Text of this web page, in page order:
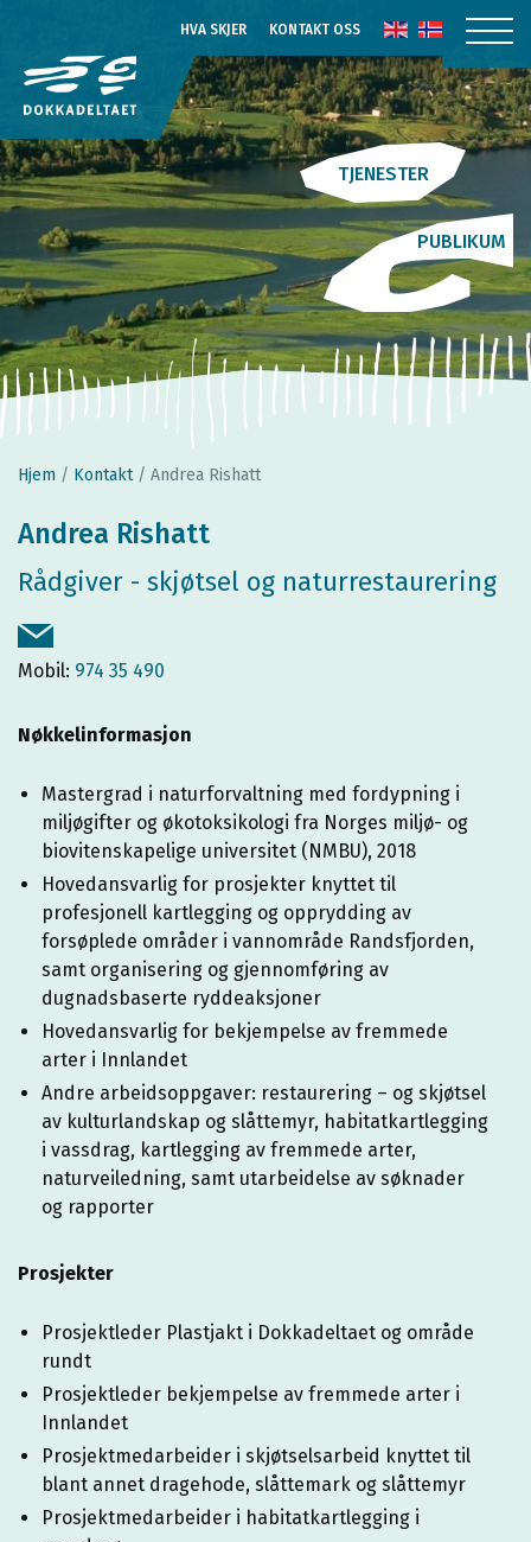
HVA SKJER KONTAKT OSS
TJENESTER
PUBLIKUM
Hjem / Kontakt/ Andrea Rishatt
Andrea Rishatt
Rådgiver - skjøtsel og naturrestaurering
Mobil: 974 35 490
Nøkkelinformasjon
Mastergrad i naturforvaltning med fordypning i
miljøgifter og økotoksikologi fra Norges miljø- og
biovitenskapelige universitet (NMBU), 2018
Hovedansvarlig for prosjekter knyttet til
profesjonell kartlegging og opprydding av
forsøplede områder i vannområde Randsfjorden,
samt organisering og gjennomføring av
dugnadsbaserte ryddeaksjoner
Hovedansvarlig for bekjempelse av fremmede
arter i Innlandet
Andre arbeidsoppgaver: restaurering – og skjøtsel
av kulturlandskap og slåttemyr, habitatkartlegging
i vassdrag, kartlegging av fremmede arter,
naturveiledning, samt utarbeidelse av søknader
og rapporter
Prosjekter
Prosjektleder Plastjakt i Dokkadeltaet og område
rundt
Prosjektleder bekjempelse av fremmede arter i
Innlandet
Prosjektmedarbeider i skjøtselsarbeid knyttet til
blant annet dragehode, slåttemark og slåttemyr
Prosjektmedarbeider i habitatkartlegging i